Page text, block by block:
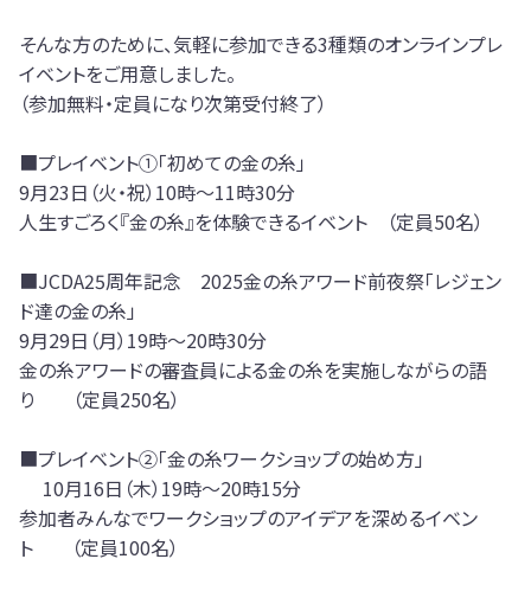
そんな方のために、気軽に参加できる3種類のオンラインプレ
イベントをご用意しました。
（参加無料・定員になり次第受付終了）
■プレイベント①「初めての金の糸」
9月23日（火・祝）10時～11時30分
人生すごろく『金の糸』を体験できるイベント （定員50名）
■JCDA25周年記念 2025金の糸アワード前夜祭「レジェン
ド達の金の糸」
9月29日（月）19時～20時30分
金の糸アワードの審査員による金の糸を実施しながらの語
り （定員250名）
■プレイベント②「金の糸ワークショップの始め方」
10月16日（木）19時～20時15分
参加者みんなでワークショップのアイデアを深めるイベン
ト （定員100名）